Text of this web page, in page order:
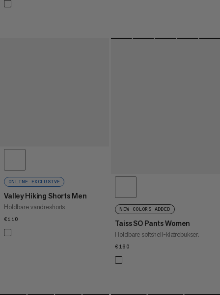
ONLINE EXCLUSIVE
Valley Hiking Shorts Men
Holdbare vandreshorts
€110
NEW COLORS ADDED
Taiss SO Pants Women
Holdbare softshell-klatrebukser.
€160